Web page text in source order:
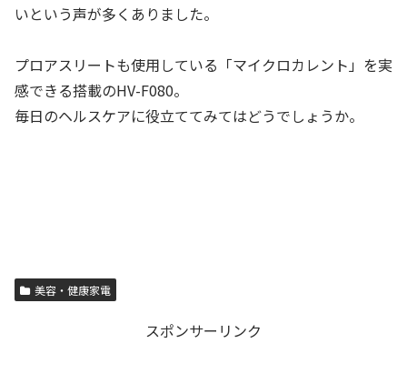
いという声が多くありました。
プロアスリートも使用している「マイクロカレント」を実
感できる搭載のHV-F080。
毎日のヘルスケアに役立ててみてはどうでしょうか。
美容・健康家電
スポンサーリンク